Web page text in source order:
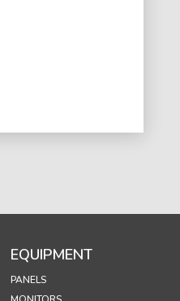
EQUIPMENT
PANELS